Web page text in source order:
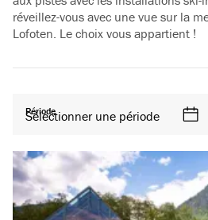
réveillez-vous avec une vue sur la
Lofoten. Le choix vous appartient !
Période
Sélectionner une période